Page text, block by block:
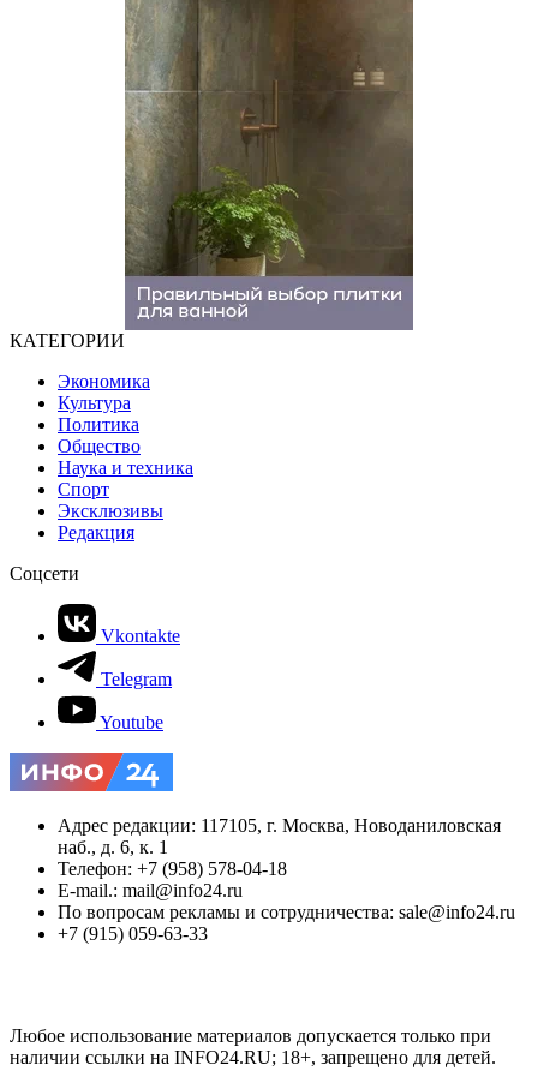
КАТЕГОРИИ
Экономика
Культура
Политика
Общество
Наука и техника
Спорт
Эксклюзивы
Редакция
Соцсети
Vkontakte
Telegram
Youtube
Адрес редакции: 117105, г. Москва, Новоданиловская
наб., д. 6, к. 1
Телефон: +7 (958) 578-04-18
E-mail.: mail@info24.ru
По вопросам рекламы и сотрудничества: sale@info24.ru
+7 (915) 059-63-33
Любое использование материалов допускается только при
наличии ссылки на INFO24.RU; 18+, запрещено для детей.